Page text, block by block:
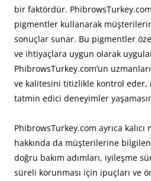
bir faktördür.
pigmentler kullanarak
sonuçlar sunar. Bu pigmentler
ve ihtiyaçlara uygun olarak
PhibrowsTurkey.com’un
ve kalitesini titizlikle kontrol
tatmin edici deneyimler
PhibrowsTurkey.com ayrıca kalıcı
hakkında da müşterilerine
doğru bakım adımları, iyileşme
süreli korunması için ipuçları ve